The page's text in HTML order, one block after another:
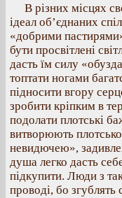
В різних місцях
ідеал об’єднаних
«добрими
бути просвітлені
дасть їм силу
топтати ногами
підносити вгору
зробити кріпким в
подолати плотські
витворюють
невидючею»,
душа легко дасть
підкупити. Люди з
проводі, бо згублять